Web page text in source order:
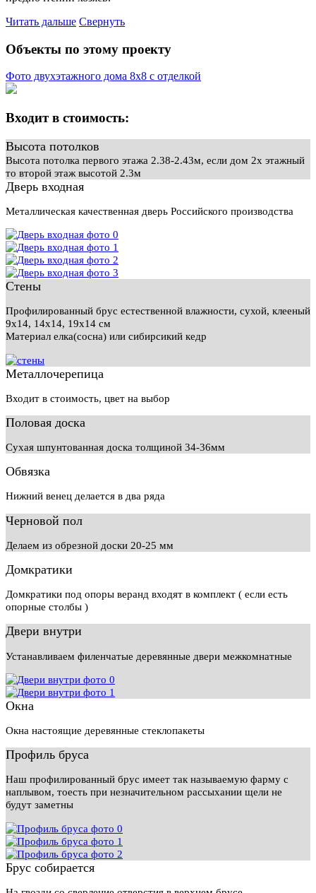
Читать дальше Свернуть
Объекты по этому проекту
Фото двухэтажного дома 8х8 с отделкой
Входит в стоимость:
Высота потолков
Высота потолка первого этажа 2.38-2.43м, если дом 2х этажный
то второй этаж высотой 2.3м
Дверь входная
Металлическая качественная дверь Российского производства
Стены
Профилированный брус естественной влажности, сухой, клееный
9х14, 14х14, 19х14 см
Материал елка(сосна) или сибирсикий кедр
Металлочерепица
Входит в стоимость, цвет на выбор
Половая доска
Сухая шпунтованная доска толщиной 34-36мм
Обвязка
Нижний венец делается в два ряда
Черновой пол
Делаем из обрезной доски 20-25 мм
Домкратики
Домкратики под опоры веранд входят в комплект ( если есть
опорные столбы )
Двери внутри
Устанавливаем филенчатые деревянные двери межкомнатные
Окна
Окна настоящие деревянные стеклопакеты
Профиль бруса
Наш профилированный брус имеет так называемую фарму с
наплывом, тоесть при незначительном рассыхании щели не
будут заметны
Брус собирается